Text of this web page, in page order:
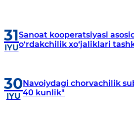
31
IYU
Sanoat kooperatsiyasi
o‘rdakchilik xo‘jaliklari
30
IYU
Navoiydagi chorvachilik
40 kunlik"